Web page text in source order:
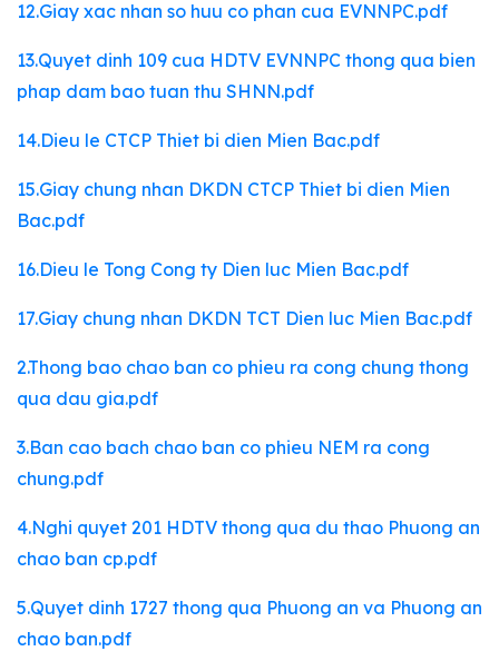
12.Giay xac nhan so huu co phan cua EVNNPC.pdf
13.Quyet dinh 109 cua HDTV EVNNPC thong qua bien
phap dam bao tuan thu SHNN.pdf
14.Dieu le CTCP Thiet bi dien Mien Bac.pdf
15.Giay chung nhan DKDN CTCP Thiet bi dien Mien
Bac.pdf
16.Dieu le Tong Cong ty Dien luc Mien Bac.pdf
17.Giay chung nhan DKDN TCT Dien luc Mien Bac.pdf
2.Thong bao chao ban co phieu ra cong chung thong
qua dau gia.pdf
3.Ban cao bach chao ban co phieu NEM ra cong
chung.pdf
4.Nghi quyet 201 HDTV thong qua du thao Phuong an
chao ban cp.pdf
5.Quyet dinh 1727 thong qua Phuong an va Phuong an
chao ban.pdf